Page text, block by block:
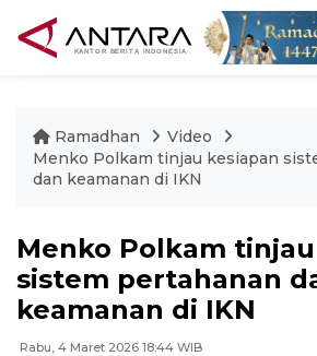
Ramadhan
Video
Menko Polkam tinjau kesiapan
dan keamanan di IKN
Menko Polkam
sistem pertahanan
keamanan di IKN
Rabu, 4 Maret 2026 18:44 WIB